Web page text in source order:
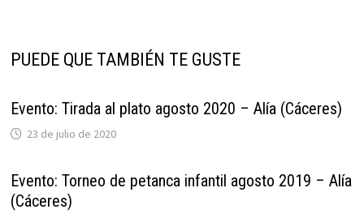
PUEDE QUE TAMBIÉN TE GUSTE
Evento: Tirada al plato agosto 2020 – Alía (Cáceres)
23 de julio de 2020
Evento: Torneo de petanca infantil agosto 2019 – Alía
(Cáceres)